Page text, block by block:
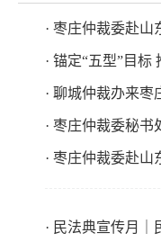
· 枣庄仲裁委赴
· 锚定“五型”目
· 聊城仲裁办来
· 枣庄仲裁委秘
· 枣庄仲裁委赴
· 民法典宣传月